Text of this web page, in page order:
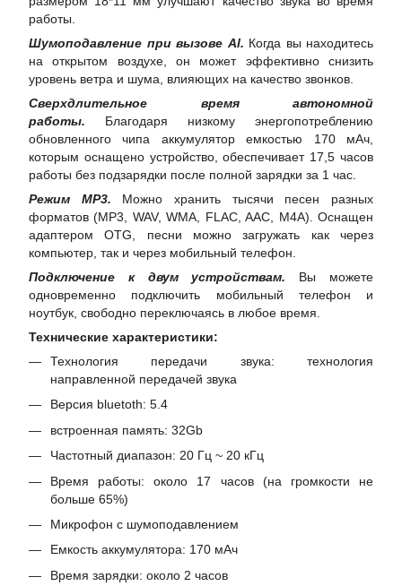
работы.
Шумоподавление при вызове Al. Когда вы находитесь
на открытом воздухе, он может эффективно снизить
уровень ветра и шума, влияющих на качество звонков.
Сверхдлительное время автономной
работы. Благодаря низкому энергопотреблению
обновленного чипа аккумулятор емкостью 170 мАч,
которым оснащено устройство, обеспечивает 17,5 часов
работы без подзарядки после полной зарядки за 1 час.
Режим MP3. Можно хранить тысячи песен разных
форматов (MP3, WAV, WMA, FLAC, AAC, M4A). Оснащен
адаптером OTG, песни можно загружать как через
компьютер, так и через мобильный телефон.
Подключение к двум устройствам. Вы можете
одновременно подключить мобильный телефон и
ноутбук, свободно переключаясь в любое время.
Технические характеристики:
Технология передачи звука: технология
направленной передачей звука
Версия bluetoth: 5.4
встроенная память: 32Gb
Частотный диапазон: 20 Гц ~ 20 кГц
Время работы: около 17 часов (на громкости не
больше 65%)
Микрофон с шумоподавлением
Емкость аккумулятора: 170 мАч
Время зарядки: около 2 часов